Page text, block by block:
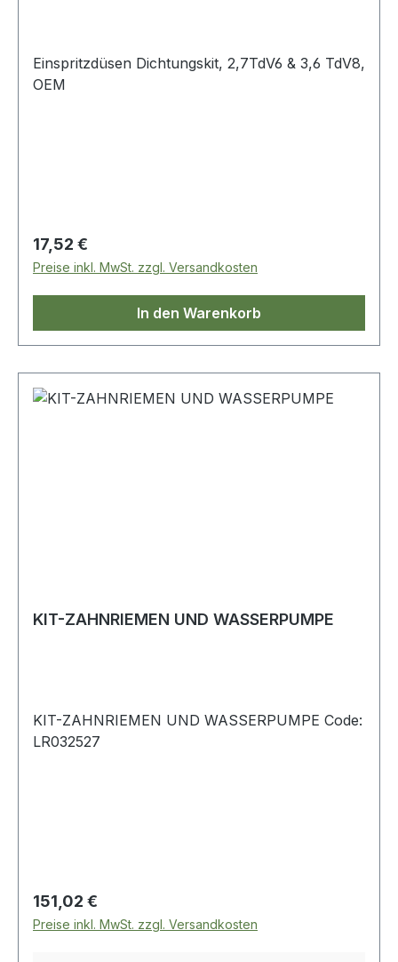
Einspritzdüsen Dichtungskit, 2,7TdV6 & 3,6 TdV8,
OEM
Regulärer Preis:
17,52 €
Preise inkl. MwSt. zzgl. Versandkosten
In den Warenkorb
KIT-ZAHNRIEMEN UND WASSERPUMPE
KIT-ZAHNRIEMEN UND WASSERPUMPE Code:
LR032527
Regulärer Preis:
151,02 €
Preise inkl. MwSt. zzgl. Versandkosten